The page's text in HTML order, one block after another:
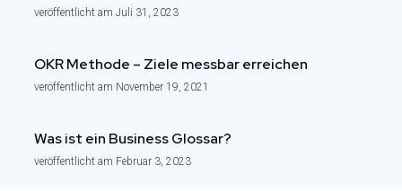
veröffentlicht am Juli 31, 2023
OKR Methode – Ziele messbar erreichen
veröffentlicht am November 19, 2021
Was ist ein Business Glossar?
veröffentlicht am Februar 3, 2023